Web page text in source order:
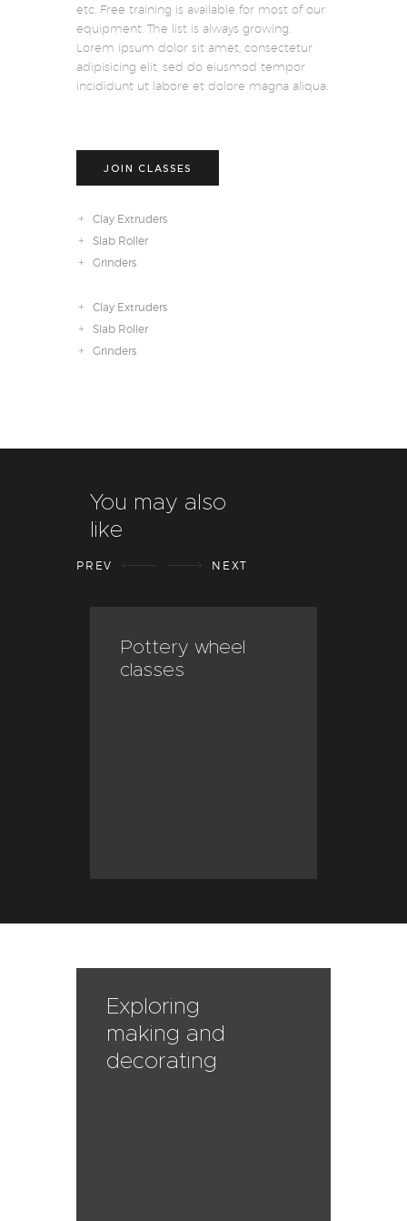
etc. Free training is available for most of our
equipment. The list is always growing.
Lorem ipsum dolor sit amet, consectetur
adipisicing elit, sed do eiusmod tempor
incididunt ut labore et dolore magna aliqua.
JOIN CLASSES
Clay Extruders
Slab Roller
Grinders
Clay Extruders
Slab Roller
Grinders
You may also
like
PREV NEXT
Pottery wheel
classes
Exploring
making and
decorating